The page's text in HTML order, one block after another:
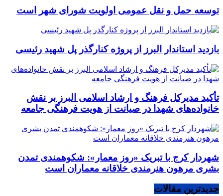
توسعه حمل و نقل عمومی اولویت شورای شهر است
بازدید استاندار البرز از پروژه کنارگذر پل شهید رئیسی
تأکید مدیرکل فرهنگ و ارشاد اسلامی البرز بر نقش
خانواده‌های شهدا در صیانت از هویت فرهنگی جامعه
شهردار کرج با تبریک «روز معمار»: شکوهمندی تمدن
بشری مرهون هنرمندی خلاقانه معماران است
جدیدترین مقالات